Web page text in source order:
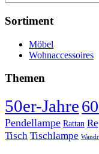
nach:
Sortiment
Möbel
Wohnaccessoires
Themen
50er-Jahre
Pendellampe Rattan
Tisch Tischlampe